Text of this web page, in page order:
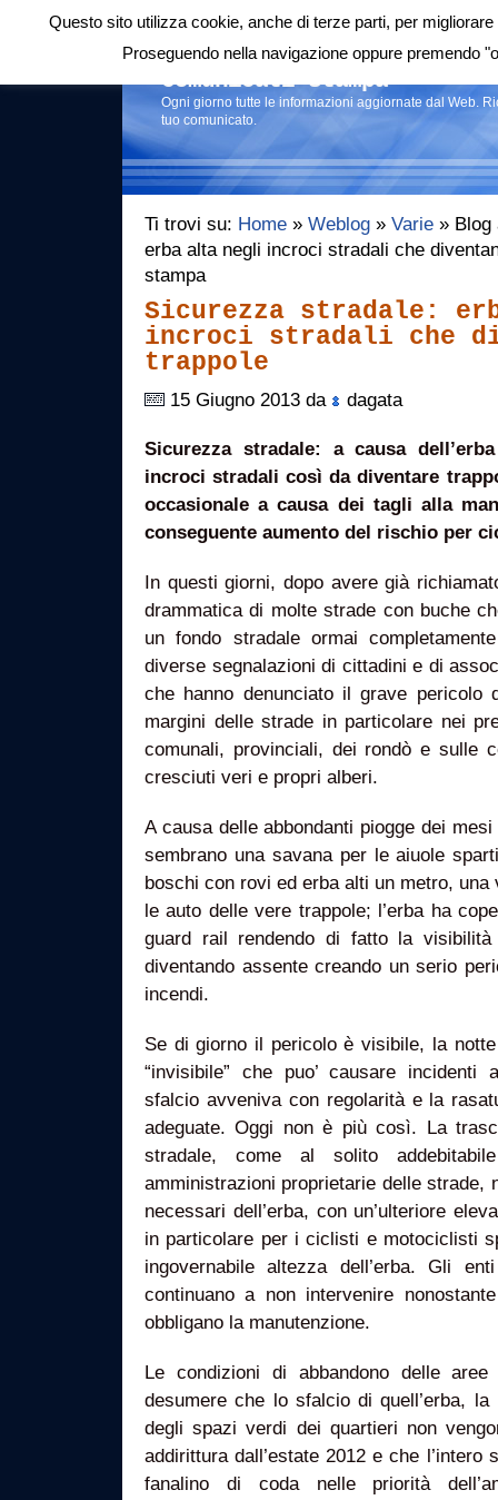
Login|RSS |
Comunicati stampa
Ogni giorno tutte le informazioni aggiornate dal Web.
tuo comunicato.
Ti trovi su: Home » Weblog » Varie » Blog
erba alta negli incroci stradali che
stampa
Sicurezza stradale:
incroci stradali che
trappole
15 Giugno 2013 da dagata
Sicurezza stradale: a causa
incroci stradali così da diventare
occasionale a causa dei tagli alla
conseguente aumento del rischio per
In questi giorni, dopo avere già
drammatica di molte strade con buche
un fondo stradale ormai
diverse segnalazioni di cittadini e di
che hanno denunciato il grave pericolo
margini delle strade in particolare nei
comunali, provinciali, dei rondò e sulle
cresciuti veri e propri alberi.
A causa delle abbondanti piogge dei
sembrano una savana per le aiuole
boschi con rovi ed erba alti un metro,
le auto delle vere trappole; l’erba ha
guard rail rendendo di fatto la
diventando assente creando un serio
incendi.
Se di giorno il pericolo è visibile, la
“invisibile” che puo’ causare incidenti
sfalcio avveniva con regolarità e la
adeguate. Oggi non è più così. La
stradale, come al solito
amministrazioni proprietarie delle strade,
necessari dell’erba, con un’ulteriore
in particolare per i ciclisti e motociclisti
ingovernabile altezza dell’erba. Gli
continuano a non intervenire
obbligano la manutenzione.
Le condizioni di abbandono delle
desumere che lo sfalcio di quell’erba,
degli spazi verdi dei quartieri non
addirittura dall’estate 2012 e che l’intero
fanalino di coda nelle priorità
Questo sito utilizza cookie, anche di terze parti, per
Proseguendo nella navigazione oppure premendo